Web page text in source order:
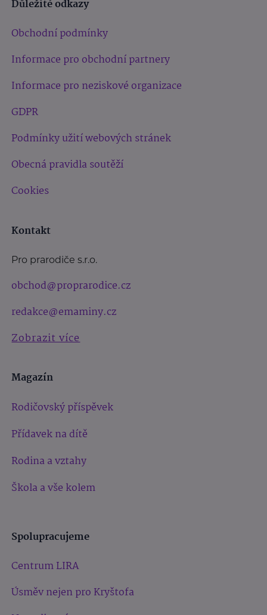
Důležité odkazy
Obchodní podmínky
Informace pro obchodní partnery
Informace pro neziskové organizace
GDPR
Podmínky užití webových stránek
Obecná pravidla soutěží
Cookies
Kontakt
Pro prarodiče s.r.o.
obchod@proprarodice.cz
redakce@emaminy.cz
Zobrazit více
Magazín
Rodičovský příspěvek
Přídavek na dítě
Rodina a vztahy
Škola a vše kolem
Spolupracujeme
Centrum LIRA
Úsměv nejen pro Kryštofa